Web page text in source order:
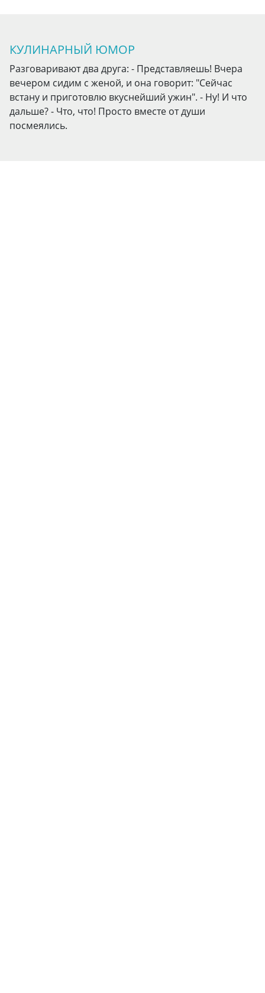
КУЛИНАРНЫЙ ЮМОР
Разговаривают два друга: - Представляешь! Вчера
вечером сидим с женой, и она говорит: "Сейчас
встану и приготовлю вкуснейший ужин". - Ну! И что
дальше? - Что, что! Просто вместе от души
посмеялись.